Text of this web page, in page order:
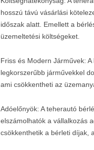
hosszú távú vásárlási
időszak alatt. Emellett a
üzemeltetési költségeket.
Friss és Modern Járművek:
legkorszerűbb járművekkel
ami csökkentheti az
Adóelőnyök: A teherautó
elszámolhatók a vállalkozás
csökkenthetik a bérleti díjak,